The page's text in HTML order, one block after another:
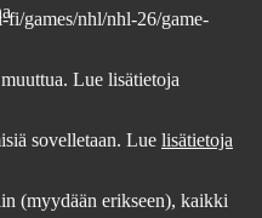
games/nhl/nhl-26/game-
Lue lisätietoja
sovelletaan. Lue lisätietoja
(myydään erikseen), kaikki